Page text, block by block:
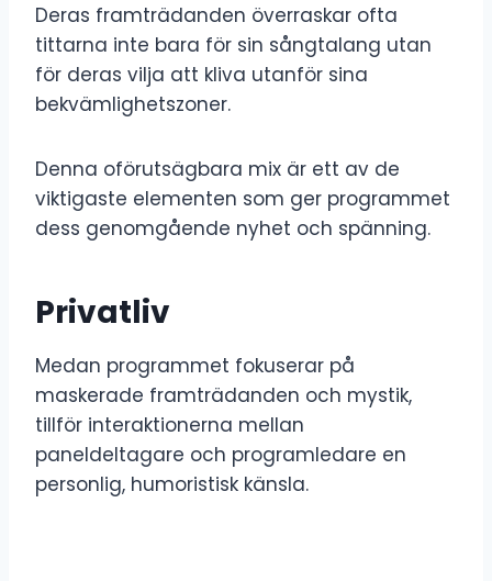
Deras framträdanden överraskar ofta
tittarna inte bara för sin sångtalang utan
för deras vilja att kliva utanför sina
bekvämlighetszoner.
Denna oförutsägbara mix är ett av de
viktigaste elementen som ger programmet
dess genomgående nyhet och spänning.
Privatliv
Medan programmet fokuserar på
maskerade framträdanden och mystik,
tillför interaktionerna mellan
paneldeltagare och programledare en
personlig, humoristisk känsla.